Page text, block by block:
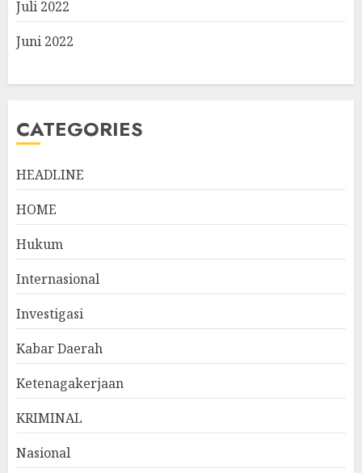
Juli 2022
Juni 2022
CATEGORIES
HEADLINE
HOME
Hukum
Internasional
Investigasi
Kabar Daerah
Ketenagakerjaan
KRIMINAL
Nasional